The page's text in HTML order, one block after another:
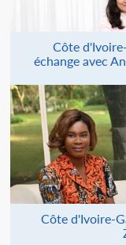
Côte
échange avec
Côte d'Ivoire-